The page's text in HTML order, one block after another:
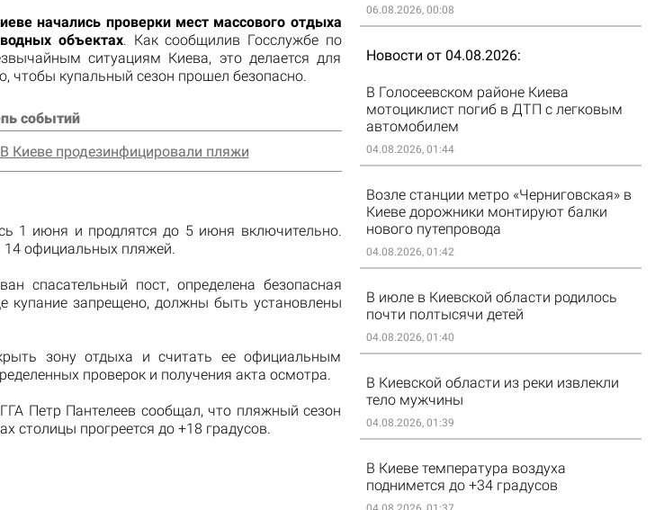
начались проверки мест массового отдыха
объектах. Как сообщилив Госслужбе по
ситуациям Киева, это делается для
чтобы купальный сезон прошел безопасно.
событий
В Киеве продезинфицировали пляжи
1 июня и продлятся до 5 июня включительно.
14 официальных пляжей.
спасательный пост, определена безопасная
купание запрещено, должны быть установлены
зону отдыха и считать ее официальным
проверок и получения акта осмотра.
Петр Пантелеев сообщал, что пляжный сезон
столицы прогреется до +18 градусов.
06.08.2026, 00:08
Новости от 04.08.2026
В Голосеевском районе Киева
мотоциклист погиб в ДТП с легковым
автомобилем
04.08.2026, 01:44
Возле станции метро «Черниговская» в
Киеве дорожники монтируют балки
нового путепровода
04.08.2026, 01:42
В июле в Киевской области родилось
почти полтысячи детей
04.08.2026, 01:40
В Киевской области из реки извлекли
тело мужчины
04.08.2026, 01:39
В Киеве температура воздуха
поднимется до +34 градусов